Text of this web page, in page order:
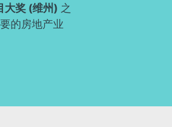
大奖 (维州) 之
的房地产业